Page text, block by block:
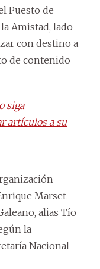
Puesto de
Amistad, lado
con destino a
de contenido
siga
artículos a su
Marset
alias Tío
la
Nacional